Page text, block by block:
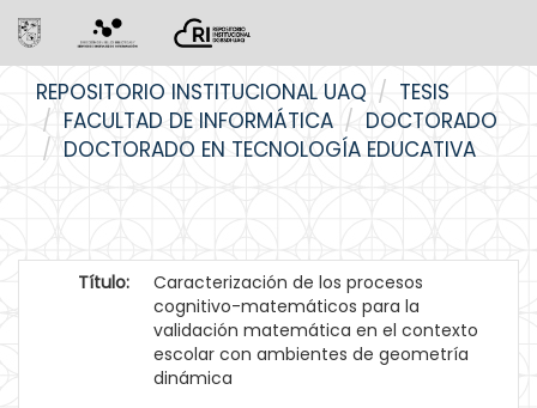
navigation
REPOSITORIO INSTITUCIONAL UAQ
TESIS
FACULTAD DE INFORMÁTICA
DOCTORADO
DOCTORADO EN TECNOLOGÍA EDUCATIVA
Título:
Caracterización de los procesos
cognitivo-matemáticos para la
validación matemática en el contexto
escolar con ambientes de geometría
dinámica